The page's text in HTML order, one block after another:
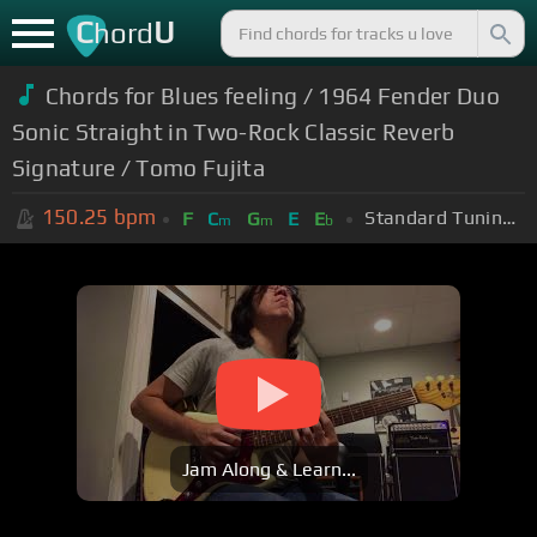
ChordU
Chords for Blues feeling / 1964 Fender Duo
Sonic Straight in Two-Rock Classic Reverb
Signature / Tomo Fujita
150.25 bpm F Cm Gm E Eb Standard Tuning (EADGBE)
Jam Along & Learn...